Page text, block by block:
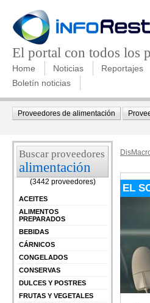
El portal con todos los
Home Noticias Reportajes
Boletín noticias
Proveedores de alimentación
Buscar proveedores
alimentación
(3442 proveedores)
ACEITES
ALIMENTOS
PREPARADOS
BEBIDAS
CÁRNICOS
CONGELADOS
CONSERVAS
DULCES Y POSTRES
FRUTAS Y VEGETALES
EL